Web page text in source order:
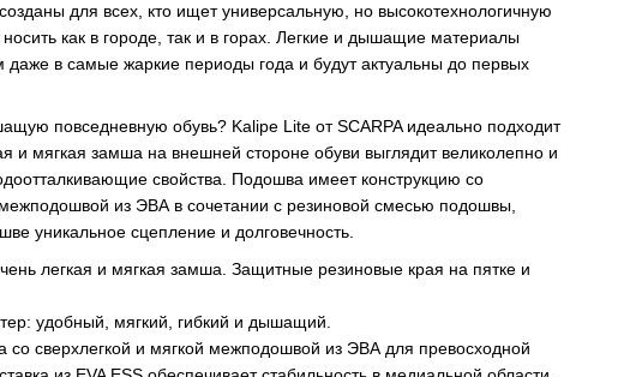
для всех, кто ищет универсальную, но высокотехнологичную
как в городе, так и в горах. Легкие и дышащие материалы
даже в самые жаркие периоды года и будут актуальны до первых
повседневную обувь? Kalipe Lite от SCARPA идеально подходит
и мягкая замша на внешней стороне обуви выглядит великолепно и
свойства. Подошва имеет конструкцию со
межподошвой из ЭВА в сочетании с резиновой смесью подошвы,
уникальное сцепление и долговечность.
легкая и мягкая замша. Защитные резиновые края на пятке и
удобный, мягкий, гибкий и дышащий.
со сверхлегкой и мягкой межподошвой из ЭВА для превосходной